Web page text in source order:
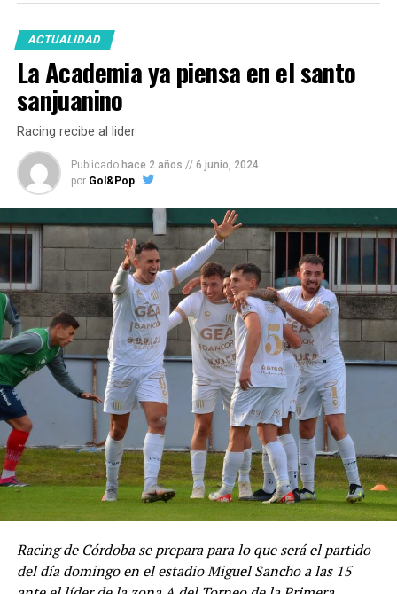
ACTUALIDAD
La Academia ya piensa en el santo
sanjuanino
Racing recibe al lider
Publicado hace 2 años // 6 junio, 2024
por Gol&Pop
Racing de Córdoba se prepara para lo que será el partido
del día domingo en el estadio Miguel Sancho a las 15